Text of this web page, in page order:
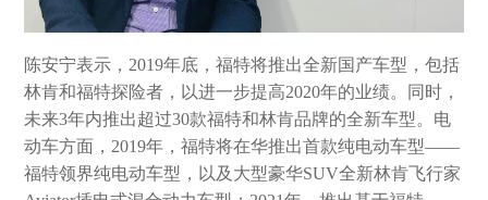
陈安宁表示，2019年底，福特将推出全新国产车型，包括
林肯和福特探险者，以进一步提高2020年的业绩。同时，
未来3年内推出超过30款福特和林肯品牌的全新车型。电
动车方面，2019年，福特将在华推出首款纯电动车型——
福特领界纯电动车型，以及大型豪华SUV全新林肯飞行家